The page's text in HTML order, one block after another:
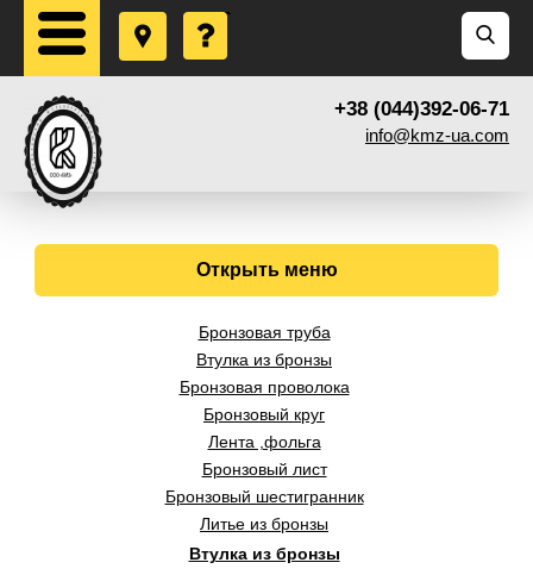
+38 (044)392-06-71
info@kmz-ua.com
Открыть меню
Бронзовая труба
Втулка из бронзы
Бронзовая проволока
Бронзовый круг
Лента ,фольга
Бронзовый лист
Бронзовый шестигранник
Литье из бронзы
Втулка из бронзы